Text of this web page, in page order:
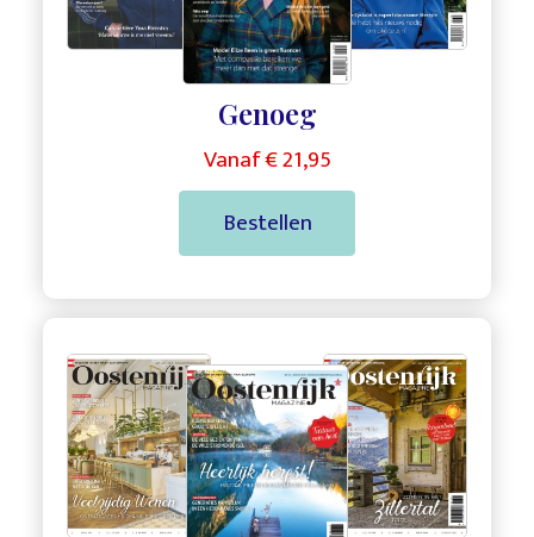
Genoeg
Vanaf € 21,95
Bestellen
,,